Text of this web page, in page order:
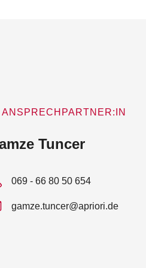
ANSPRECHPARTNER:IN
Tuncer
069 - 66 80 50 654
gamze.tuncer@apriori.de